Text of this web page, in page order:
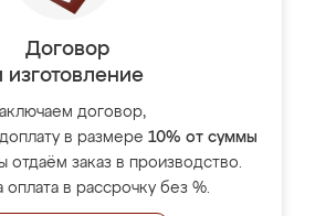
Договор
изготовление
договор,
в размере 10% от суммы
отдаём заказ в производство.
в рассрочку без %.